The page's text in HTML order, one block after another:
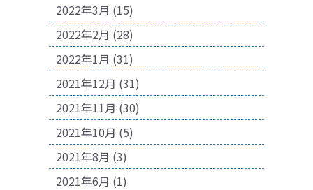
2022年3月 (15)
2022年2月 (28)
2022年1月 (31)
2021年12月 (31)
2021年11月 (30)
2021年10月 (5)
2021年8月 (3)
2021年6月 (1)